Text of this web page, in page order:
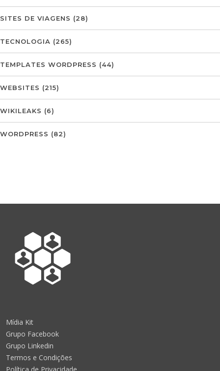
SITES DE VIAGENS (28)
TECNOLOGIA (265)
TEMPLATES WORDPRESS (44)
WEBSITES (215)
WIKILEAKS (6)
WORDPRESS (82)
Mídia Kit
Grupo Facebook
Grupo Linkedin
Termos e Condições